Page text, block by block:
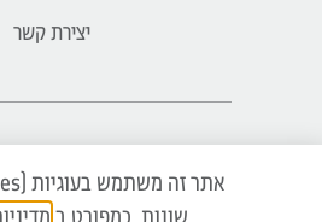
יצירת קשר
השקעות ובניין בע"מ | כל
החברה יחייבו הסכם המכר
שונות, כמפורט ב